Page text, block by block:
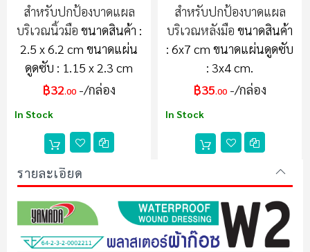
สำหรับปกป้องบาดแผล
บริเวณนิ้วมือ ขนาดสินค้า :
2.5 x 6.2 cm ขนาดแผ่น
ดูดซับ : 1.15 x 2.3 cm
฿32.00 /กล่อง
In Stock
สำหรับปกป้องบาดแผล
บริเวณหลังมือขนาดสินค้า
: 6x7 cm ขนาดแผ่นดูดซับ
: 3x4 cm.
฿35.00 /กล่อง
In Stock
รายละเอียด